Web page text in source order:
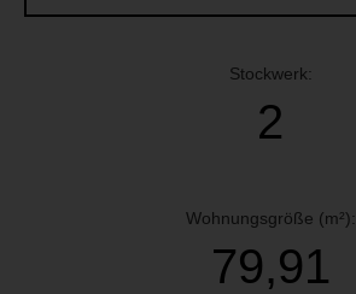
Stockwerk:
2
Wohnungsgröße (m²):
79,91